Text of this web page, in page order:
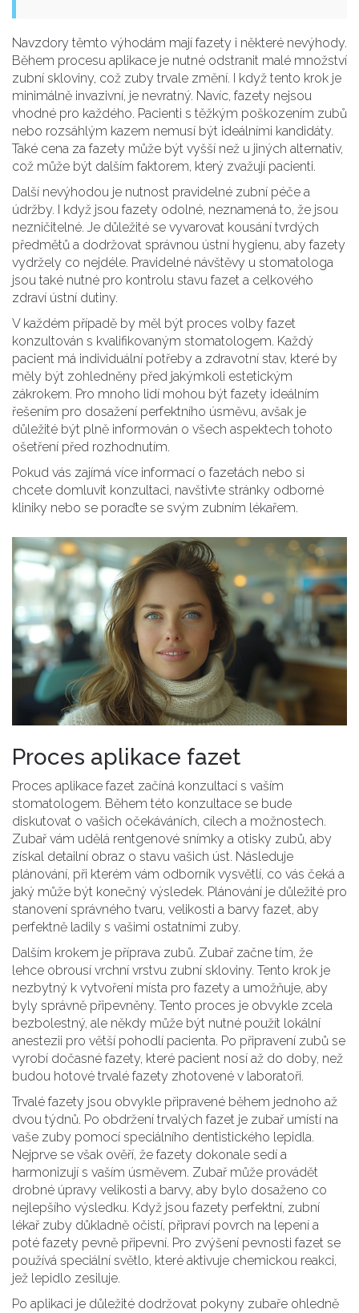
Navzdory těmto výhodám mají fazety i některé nevýhody.
Během procesu aplikace je nutné odstranit malé množství
zubní skloviny, což zuby trvale změní. I když tento krok je
minimálně invazivní, je nevratný. Navíc, fazety nejsou
vhodné pro každého. Pacienti s těžkým poškozením zubů
nebo rozsáhlým kazem nemusí být ideálními kandidáty.
Také cena za fazety může být vyšší než u jiných alternativ,
což může být dalším faktorem, který zvažují pacienti.
Další nevýhodou je nutnost pravidelné zubní péče a
údržby. I když jsou fazety odolné, neznamená to, že jsou
nezničitelné. Je důležité se vyvarovat kousání tvrdých
předmětů a dodržovat správnou ústní hygienu, aby fazety
vydržely co nejdéle. Pravidelné návštěvy u stomatologa
jsou také nutné pro kontrolu stavu fazet a celkového
zdraví ústní dutiny.
V každém případě by měl být proces volby fazet
konzultován s kvalifikovaným stomatologem. Každý
pacient má individuální potřeby a zdravotní stav, které by
měly být zohledněny před jakýmkoli estetickým
zákrokem. Pro mnoho lidí mohou být fazety ideálním
řešením pro dosažení perfektního úsměvu, avšak je
důležité být plně informován o všech aspektech tohoto
ošetření před rozhodnutím.
Pokud vás zajímá více informací o fazetách nebo si
chcete domluvit konzultaci, navštivte stránky odborné
kliniky nebo se poraďte se svým zubním lékařem.
Proces aplikace fazet
Proces aplikace fazet začíná konzultací s vaším
stomatologem. Během této konzultace se bude
diskutovat o vašich očekáváních, cílech a možnostech.
Zubař vám udělá rentgenové snímky a otisky zubů, aby
získal detailní obraz o stavu vašich úst. Následuje
plánování, při kterém vám odborník vysvětlí, co vás čeká a
jaký může být konečný výsledek. Plánování je důležité pro
stanovení správného tvaru, velikosti a barvy fazet, aby
perfektně ladily s vašimi ostatními zuby.
Dalším krokem je příprava zubů. Zubař začne tím, že
lehce obrousí vrchní vrstvu zubní skloviny. Tento krok je
nezbytný k vytvoření místa pro fazety a umožňuje, aby
byly správně připevněny. Tento proces je obvykle zcela
bezbolestný, ale někdy může být nutné použít lokální
anestezii pro větší pohodlí pacienta. Po připravení zubů se
vyrobí dočasné fazety, které pacient nosí až do doby, než
budou hotové trvalé fazety zhotovené v laboratoři.
Trvalé fazety jsou obvykle připravené během jednoho až
dvou týdnů. Po obdržení trvalých fazet je zubař umístí na
vaše zuby pomocí speciálního dentistického lepidla.
Nejprve se však ověří, že fazety dokonale sedí a
harmonizují s vaším úsměvem. Zubař může provádět
drobné úpravy velikosti a barvy, aby bylo dosaženo co
nejlepšího výsledku. Když jsou fazety perfektní, zubní
lékař zuby důkladně očistí, připraví povrch na lepení a
poté fazety pevně připevní. Pro zvýšení pevnosti fazet se
používá speciální světlo, které aktivuje chemickou reakci,
jež lepidlo zesiluje.
Po aplikaci je důležité dodržovat pokyny zubaře ohledně